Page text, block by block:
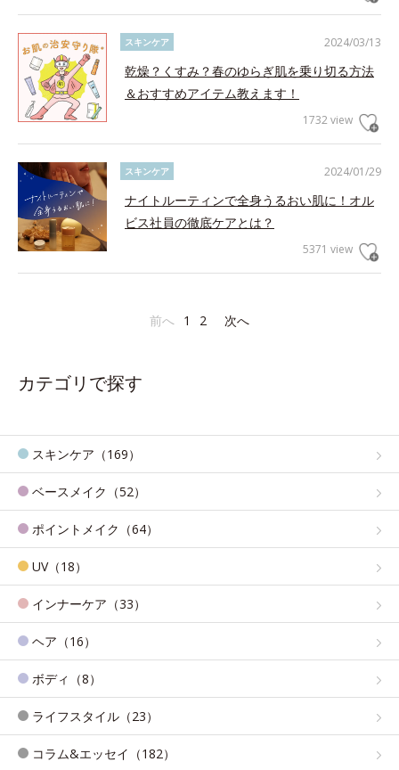
2024/03/13
スキンケア
乾燥？くすみ？春のゆらぎ肌を乗り切る方法
＆おすすめアイテム教えます！
1732 view
2024/01/29
スキンケア
ナイトルーティンで全身うるおい肌に！オル
ビス社員の徹底ケアとは？
5371 view
前へ 1 2 次へ
カテゴリで探す
スキンケア（169）
ベースメイク（52）
ポイントメイク（64）
UV（18）
インナーケア（33）
ヘア（16）
ボディ（8）
ライフスタイル（23）
コラム&エッセイ（182）